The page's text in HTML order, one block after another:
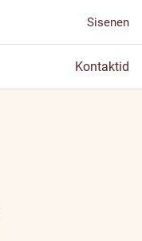
Sisenen
Kontaktid